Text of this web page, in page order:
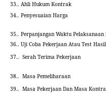
33.. Ahli Hukum Kontrak
34.. Penyesuaian Harga
35.. Perpanjangan Waktu Pelaksanaan
36.. Uji Coba Pekerjaan Atau Test
37.. Serah Terima Pekerjaan
38.. Masa Pemeliharaan
39.. Masa Pekerjaan Dan Masa